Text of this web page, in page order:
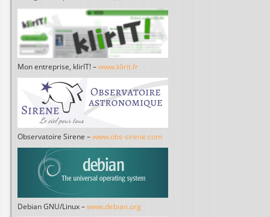
Mon entreprise, klirIT! – www.klirit.fr
Observatoire Sirene – www.obs-sirene.com
Debian GNU/Linux – www.debian.org